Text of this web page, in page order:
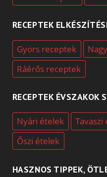
RECEPTEK
Gyors receptek
Ráérős receptek
RECEPTEK ÉVSZAKOK
Nyári ételek Tavaszi
Őszi ételek
HASZNOS TIPPEK,